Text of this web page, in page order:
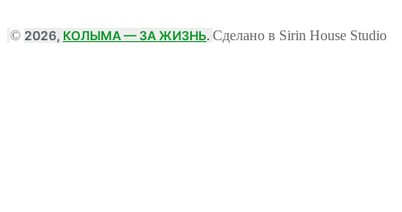
© 2026, КОЛЫМА — ЗА ЖИЗНЬ. Сделано в Sirin House Studio